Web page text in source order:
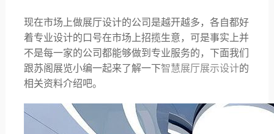
现在市场上做展厅设计的公司是越开越多，各自都好
着专业设计的口号在市场上招揽生意，可是事实上并
不是每一家的公司都能够做到专业服务的，下面我们
跟苏阁展览小编一起来了解一下智慧展厅展示设计的
相关资料介绍吧。